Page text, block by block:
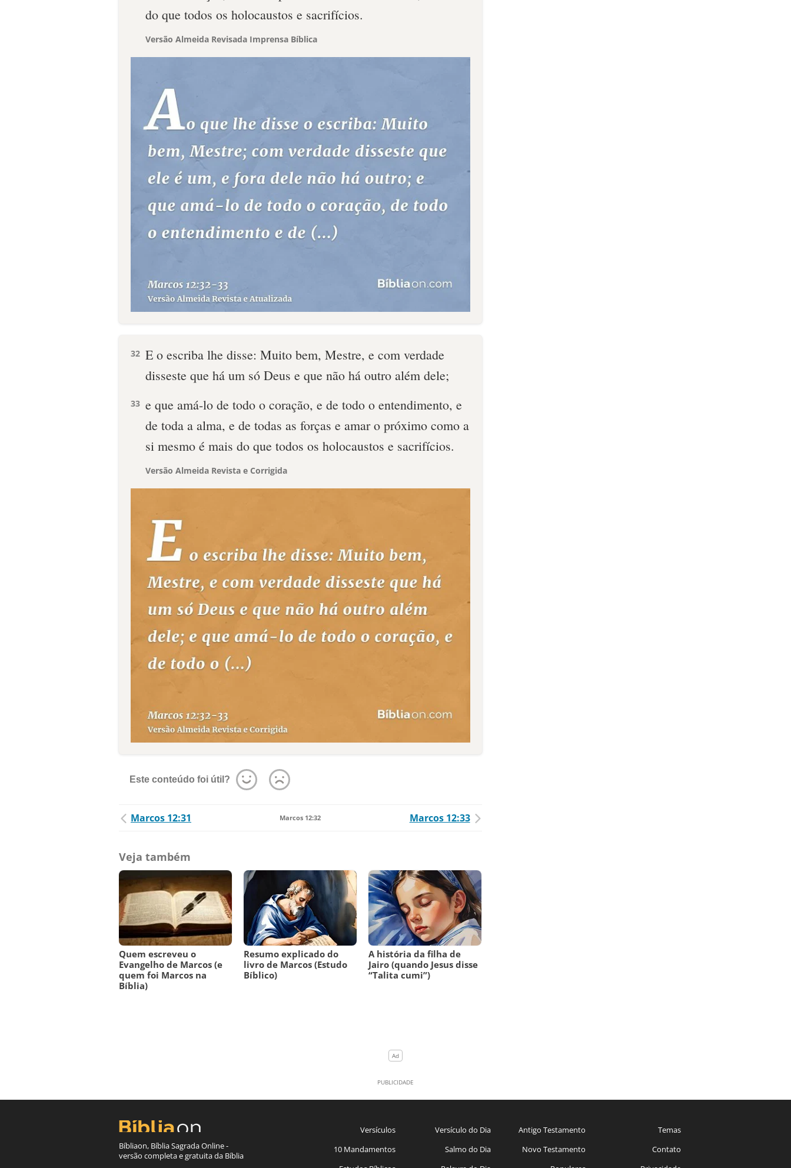
do que todos os holocaustos e sacrifícios.
Versão Almeida Revisada Imprensa Bíblica
32 E o escriba lhe disse: Muito bem, Mestre, e com verdade
disseste que há um só Deus e que não há outro além dele;
33 e que amá-lo de todo o coração, e de todo o entendimento, e
de toda a alma, e de todas as forças e amar o próximo como a
si mesmo é mais do que todos os holocaustos e sacrifícios.
Versão Almeida Revista e Corrigida
Este conteúdo foi útil?
Marcos 12:31 Marcos 12:32 Marcos 12:33
Veja também
Quem escreveu o
Evangelho de Marcos (e
quem foi Marcos na
Bíblia)
Resumo explicado do
livro de Marcos (Estudo
Bíblico)
A história da filha de
Jairo (quando Jesus disse
“Talita cumi”)
Bíbliaon, Bíblia Sagrada Online -
versão completa e gratuita da Bíblia
Versículos
10 Mandamentos
Versículo do Dia
Salmo do Dia
Antigo Testamento
Novo Testamento
Temas
Contato